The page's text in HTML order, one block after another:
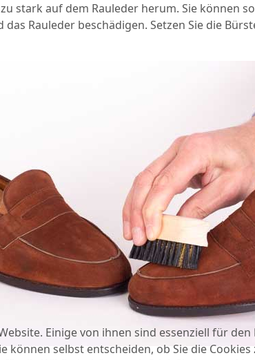
stark auf dem Rauleder herum. Sie können
das Rauleder beschädigen. Setzen Sie die
Einige von ihnen sind essenziell für
können selbst entscheiden, ob Sie die